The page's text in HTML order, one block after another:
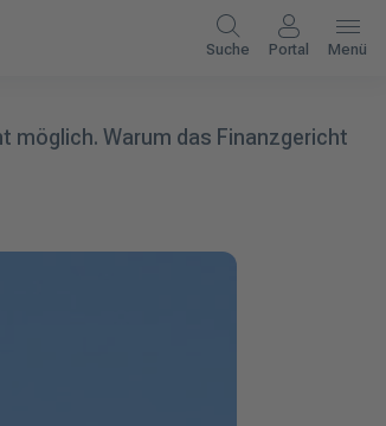
Suche Portal Menü
möglich. Warum das Finanzgericht